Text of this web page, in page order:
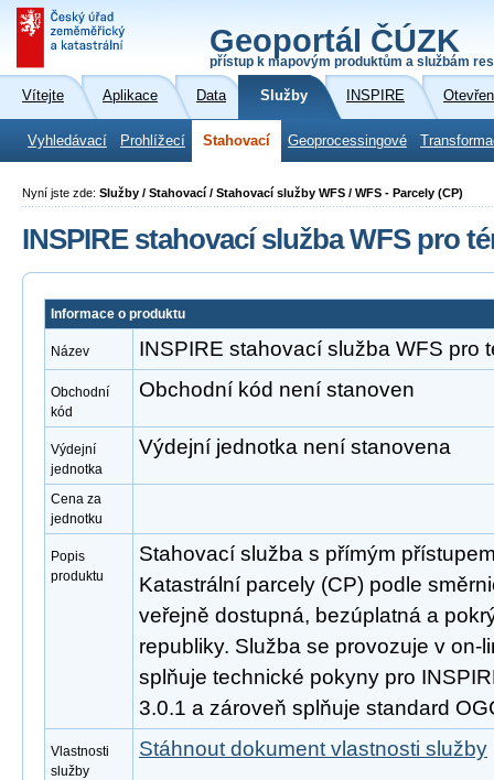
Geoportál ČÚZK
přístup k mapovým produktům a službám
Vítejte Aplikace Data Služby INSPIRE
Vyhledávací Prohlížecí Stahovací Geoprocessingové
Nyní jste zde: Služby / Stahovací / Stahovací služby WFS / WFS - Parcely (CP)
INSPIRE stahovací služba WFS pro
Informace o produktu
Název INSPIRE stahovací služba WFS pro
Obchodní
kód
Obchodní kód není stanoven
Výdejní
jednotka
Výdejní jednotka není stanovena
Cena za
jednotku
Popis
produktu
Stahovací služba s přímým
Katastrální parcely (CP) podle
veřejně dostupná, bezúplatná a
republiky. Služba se provozuje v on-
splňuje technické pokyny pro
3.0.1 a zároveň splňuje standard
Vlastnosti
služby
Stáhnout dokument vlastnosti služby